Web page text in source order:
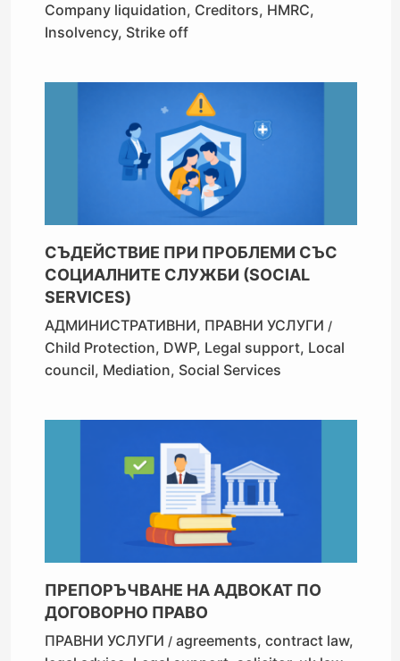
Company liquidation, Creditors, HMRC,
Insolvency, Strike off
СЪДЕЙСТВИЕ ПРИ ПРОБЛЕМИ СЪС
СОЦИАЛНИТЕ СЛУЖБИ (SOCIAL
SERVICES)
АДМИНИСТРАТИВНИ, ПРАВНИ УСЛУГИ /
Child Protection, DWP, Legal support, Local
council, Mediation, Social Services
ПРЕПОРЪЧВАНЕ НА АДВОКАТ ПО
ДОГОВОРНО ПРАВО
ПРАВНИ УСЛУГИ /agreements,contract law,